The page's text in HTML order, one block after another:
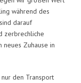
während des
darauf
zerbrechliche
neues Zuhause in
den Transport